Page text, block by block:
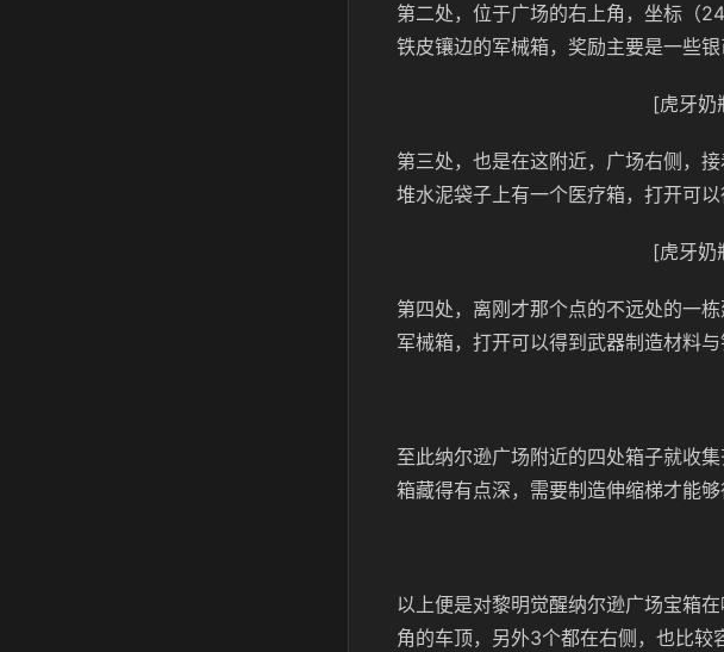
第二处，位于广场的右上角，坐标（
铁皮镶边的军械箱，奖励主要是一些银
[虎牙奶
第三处，也是在这附近，广场右侧，
堆水泥袋子上有一个医疗箱，打开可以
[虎牙奶
第四处，离刚才那个点的不远处的一
军械箱，打开可以得到武器制造材料与
至此纳尔逊广场附近的四处箱子就收
箱藏得有点深，需要制造伸缩梯才能
以上便是对黎明觉醒纳尔逊广场宝箱
角的车顶，另外3个都在右侧，也比较